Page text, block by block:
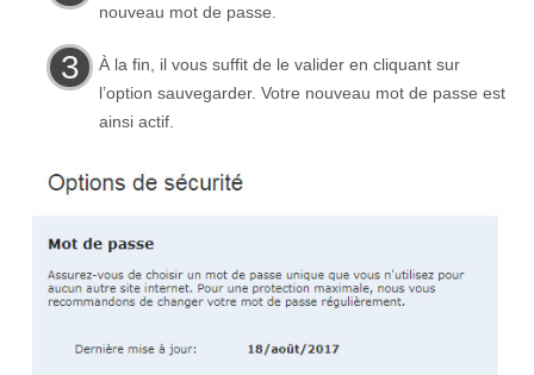
nouveau mot de passe.
À la fin, il vous suffit de le valider en cliquant sur
l’option sauvegarder. Votre nouveau mot de passe est
ainsi actif.